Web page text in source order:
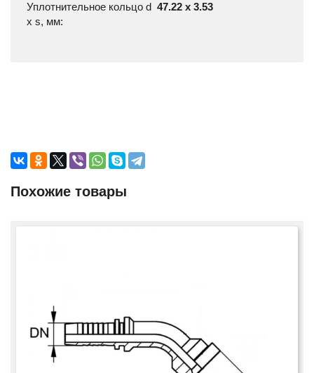
Уплотнительное кольцо d
х s, мм:
47.22 х 3.53
Похожие товары